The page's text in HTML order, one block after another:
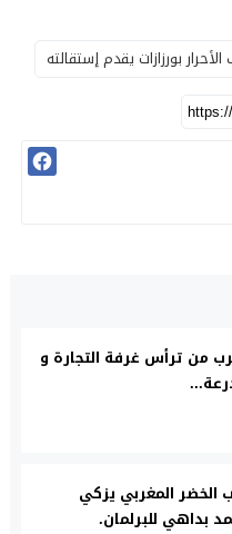
بورزازات يقدم إستقالته
من ترأس غرفة التجارة و
الخضر المغربي يزكي
بداهي للبرلمان.